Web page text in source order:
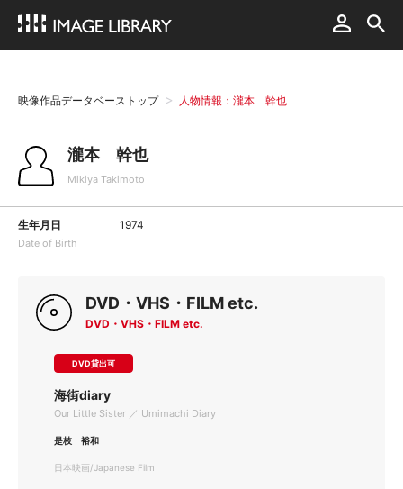
映像作品データベーストップ 人物情報：瀧本 幹也
瀧本 幹也
Mikiya Takimoto
生年月日
Date of Birth
1974
DVD・VHS・FILM etc.
DVD・VHS・FILM etc.
DVD貸出可
海街diary
Our Little Sister ／ Umimachi Diary
是枝 裕和
日本映画/Japanese Film